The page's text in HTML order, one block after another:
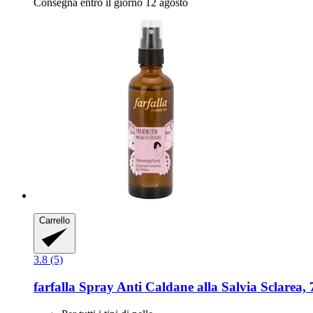
Consegna entro il giorno 12 agosto
Carrello
3.8 (5)
farfalla Spray Anti Caldane alla Salvia Sclarea,